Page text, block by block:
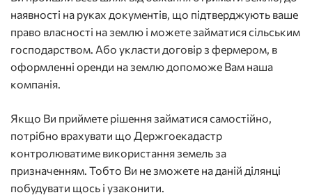
наявності на руках документів, що підтверджують ваше
право власності на землю і можете займатися сільським
господарством. Або укласти договір з фермером, в
оформленні оренди на землю допоможе Вам наша
компанія.
Якщо Ви приймете рішення займатися самостійно,
потрібно врахувати що Держгоекадастр
контролюватиме використання земель за
призначенням. Тобто Ви не зможете на даній ділянці
побудувати щось і узаконити.